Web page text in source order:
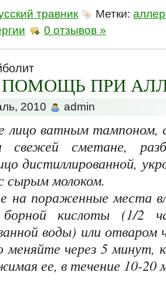
травник Метки:
0 отзывов »
ПОМОЩЬ ПРИ
2010 admin
лицо ватным тампоном,
свежей сметане,
дистиллированной,
сырым молоком.
на пораженные места
борной кислоты (1/2
воды) или
через 5 минут,
ее, в течение 10-20